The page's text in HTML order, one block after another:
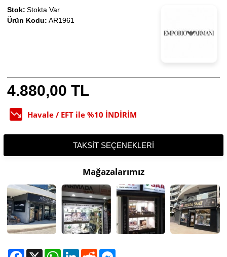
4.880,00 TL
Havale / EFT ile %10 İNDİRİM
Stok: Stokta Var
Ürün Kodu: AR1961
TAKSIT SEÇENEKLERI
Mağazalarımız
Facebook
X WhatsAppLinkedInReddit